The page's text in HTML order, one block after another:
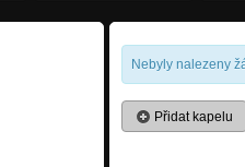
Nebyly nalezeny
Přidat kapelu